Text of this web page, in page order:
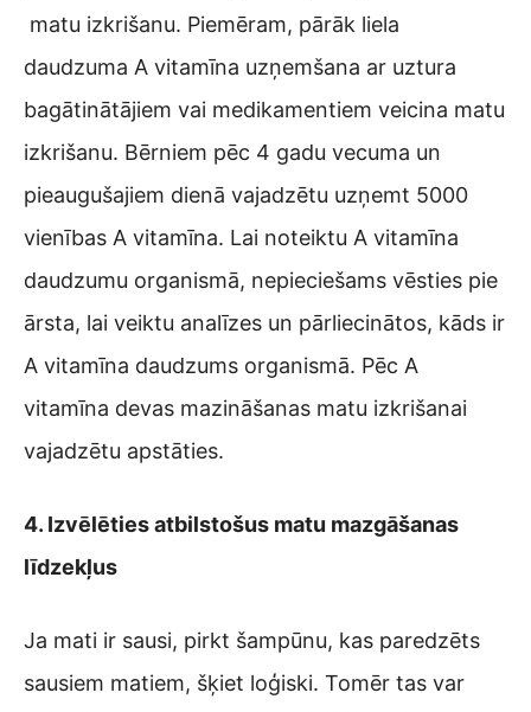
matu izkrišanu. Piemēram, pārāk liela
daudzuma A vitamīna uzņemšana ar uztura
bagātinātājiem vai medikamentiem veicina matu
izkrišanu. Bērniem pēc 4 gadu vecuma un
pieaugušajiem dienā vajadzētu uzņemt 5000
vienības A vitamīna. Lai noteiktu A vitamīna
daudzumu organismā, nepieciešams vēsties pie
ārsta, lai veiktu analīzes un pārliecinātos, kāds ir
A vitamīna daudzums organismā. Pēc A
vitamīna devas mazināšanas matu izkrišanai
vajadzētu apstāties.
4. Izvēlēties atbilstošus matu mazgāšanas
līdzekļus
Ja mati ir sausi, pirkt šampūnu, kas paredzēts
sausiem matiem, šķiet loģiski. Tomēr tas var